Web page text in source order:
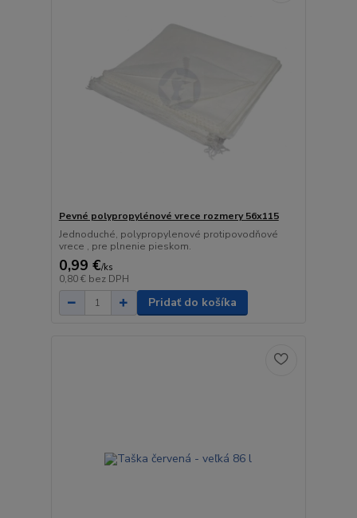
Pevné polypropylénové vrece rozmery 56x115
Jednoduché, polypropylenové protipovodňové
vrece , pre plnenie pieskom.
0,99 €/ks
0,80 € bez DPH
Pridať do košíka